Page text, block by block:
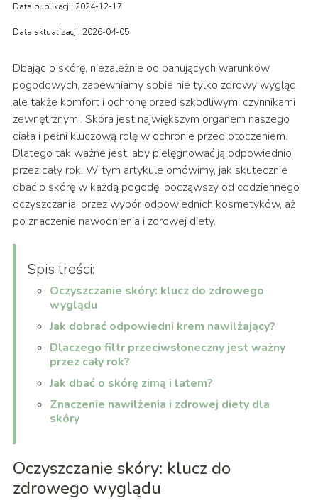
Data publikacji: 2024-12-17
Data aktualizacji: 2026-04-05
Dbając o skórę, niezależnie od panujących warunków
pogodowych, zapewniamy sobie nie tylko zdrowy wygląd,
ale także komfort i ochronę przed szkodliwymi czynnikami
zewnętrznymi. Skóra jest największym organem naszego
ciała i pełni kluczową rolę w ochronie przed otoczeniem.
Dlatego tak ważne jest, aby pielęgnować ją odpowiednio
przez cały rok. W tym artykule omówimy, jak skutecznie
dbać o skórę w każdą pogodę, począwszy od codziennego
oczyszczania, przez wybór odpowiednich kosmetyków, aż
po znaczenie nawodnienia i zdrowej diety.
Spis treści:
Oczyszczanie skóry: klucz do zdrowego
wyglądu
Jak dobrać odpowiedni krem nawilżający?
Dlaczego filtr przeciwsłoneczny jest ważny
przez cały rok?
Jak dbać o skórę zimą i latem?
Znaczenie nawilżenia i zdrowej diety dla
skóry
Oczyszczanie skóry: klucz do
zdrowego wyglądu